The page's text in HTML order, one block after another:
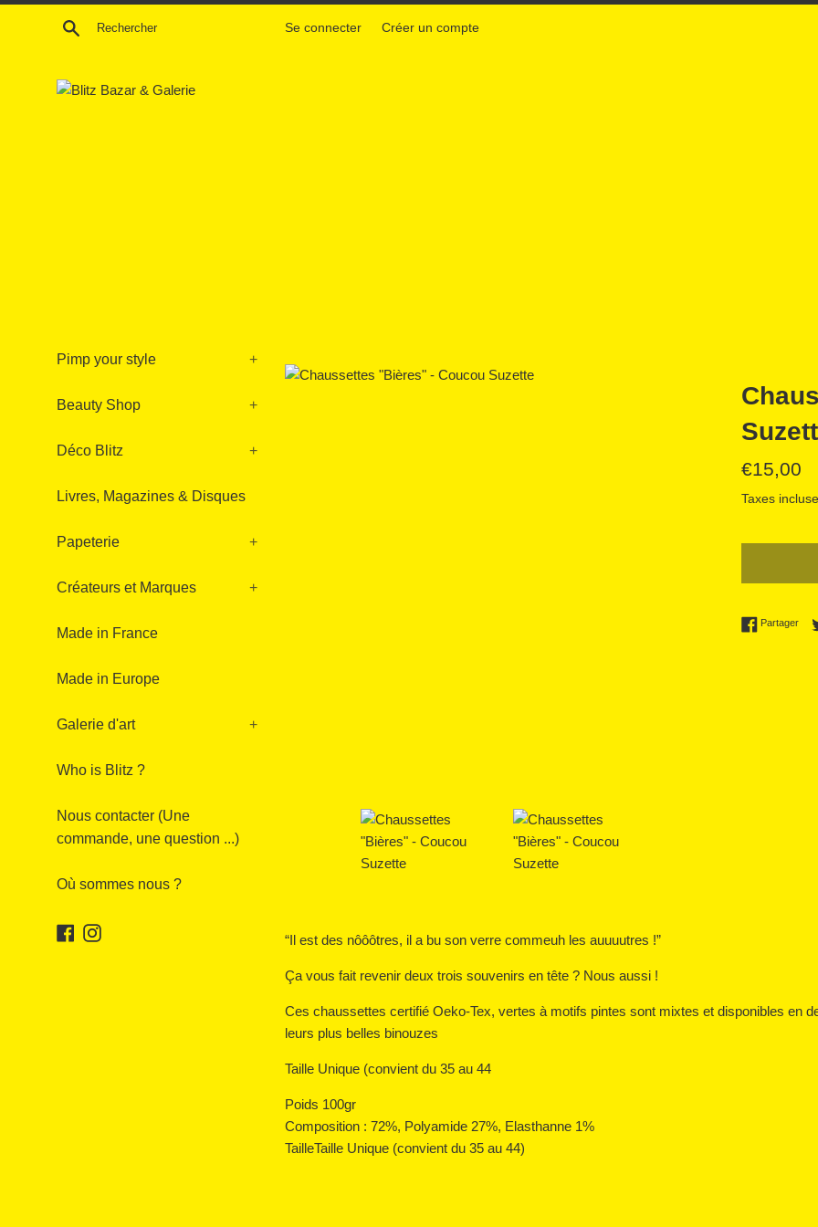
Passer
Recherche Se connecter Créer un compte
Pimp your style +
Beauty Shop +
Déco Blitz +
Livres, Magazines & Disques
Papeterie +
Créateurs et Marques +
Made in France
Made in Europe
Galerie d'art +
Who is Blitz ?
Nous contacter (Une
commande, une question ...)
Où sommes nous ?
Facebook
Instagram
Prix
€15,00
Taxes
Partager
“Il est des nôôôtres, il a bu son verre commeuh les auuuutres !”
Ça vous fait revenir deux trois souvenirs en tête ? Nous aussi !
Ces chaussettes certifié Oeko-Tex, vertes à motifs pintes sont mixtes et disponibles en
leurs plus belles binouzes
Taille Unique (convient du 35 au 44
Poids 100gr
Composition : 72%, Polyamide 27%, Elasthanne 1%
TailleTaille Unique (convient du 35 au 44)